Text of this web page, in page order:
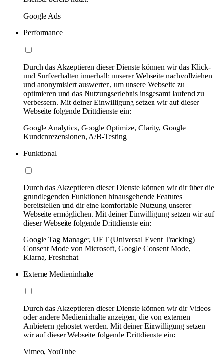
Google Ads
Performance
Durch das Akzeptieren dieser Dienste können wir das Klick-
und Surfverhalten innerhalb unserer Webseite nachvollziehen
und anonymisiert auswerten, um unsere Webseite zu
optimieren und das Nutzungserlebnis insgesamt laufend zu
verbessern. Mit deiner Einwilligung setzen wir auf dieser
Webseite folgende Drittdienste ein:
Google Analytics, Google Optimize, Clarity, Google
Kundenrezensionen, A/B-Testing
Funktional
Durch das Akzeptieren dieser Dienste können wir dir über die
grundlegenden Funktionen hinausgehende Features
bereitstellen und dir eine komfortable Nutzung unserer
Webseite ermöglichen. Mit deiner Einwilligung setzen wir auf
dieser Webseite folgende Drittdienste ein:
Google Tag Manager, UET (Universal Event Tracking)
Consent Mode von Microsoft, Google Consent Mode,
Klarna, Freshchat
Externe Medieninhalte
Durch das Akzeptieren dieser Dienste können wir dir Videos
oder andere Medieninhalte anzeigen, die von externen
Anbietern gehostet werden. Mit deiner Einwilligung setzen
wir auf dieser Webseite folgende Drittdienste ein:
Vimeo, YouTube